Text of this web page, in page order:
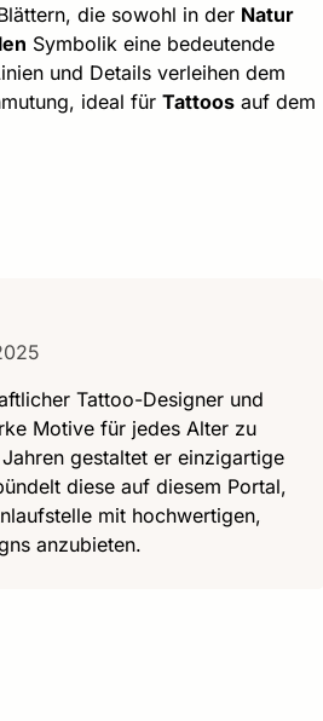
die sowohl in der Natur
Symbolik eine bedeutende
und Details verleihen dem
ideal für Tattoos auf dem
Tattoo-Designer und
Motive für jedes Alter zu
gestaltet er einzigartige
diese auf diesem Portal,
mit hochwertigen,
anzubieten.